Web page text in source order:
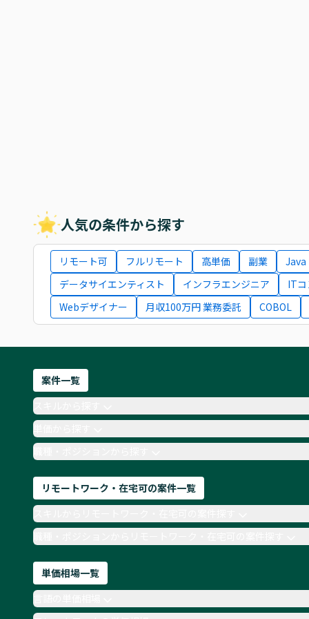
人気の条件から探す
リモート可 フルリモート 高単価 副業
Java
データサイエンティスト
インフラエンジニア
IT
Webデザイナー
月収100万円 業務委託 COBOL
案件一覧
単価から探す
職種・ポジションから探す
リモートワーク・在宅可の案件一覧
職種・ポジションからリモートワーク・在宅可の案件探す
単価相場一覧